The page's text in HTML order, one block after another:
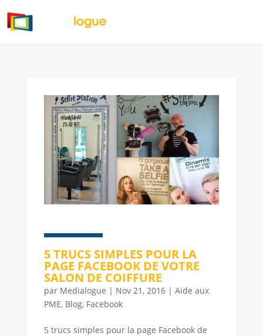
5 TRUCS SIMPLES POUR LA
PAGE FACEBOOK DE VOTRE
SALON DE COIFFURE
par Medialogue | Nov 21, 2016| Aide aux
PME, Blog, Facebook
5 trucs simples pour la page Facebook de